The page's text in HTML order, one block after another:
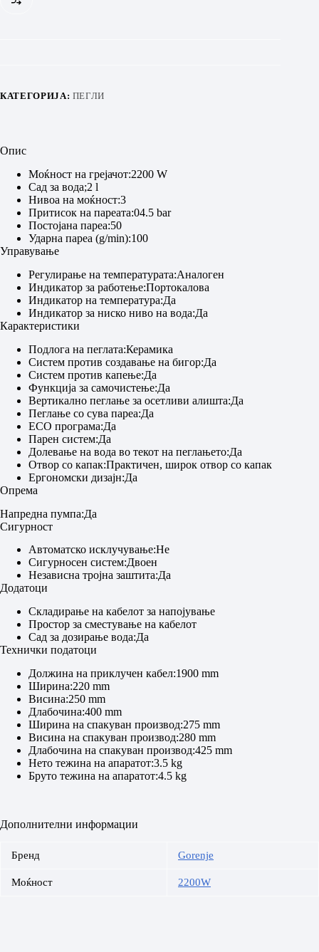
КАТЕГОРИЈА: ПЕГЛИ
Опис
Моќност на грејачот:2200 W
Сад за вода;2 l
Нивоа на моќност:3
Притисок на пареата:04.5 bar
Постојана пареа:50
Ударна пареа (g/min):100
Управување
Регулирање на температурата:Аналоген
Индикатор за работење:Портокалова
Индикатор на температура:Да
Индикатор за ниско ниво на вода:Да
Карактеристики
Подлога на пеглата:Керамика
Систем против создавање на бигор:Да
Систем против капење:Да
Функција за самочистење:Да
Вертикално пеглање за осетливи алишта:Да
Пеглање со сува пареа:Да
ECO програма:Да
Парен систем:Да
Долевање на вода во текот на пеглањето:Да
Отвор со капак:Практичен, широк отвор со капак
Ергономски дизајн:Да
Опрема
Напредна пумпа:Да
Сигурност
Автоматско исклучување:Не
Сигурносен систем:Двоен
Независна тројна заштита:Да
Додатоци
Складирање на кабелот за напојување
Простор за сместување на кабелот
Сад за дозирање вода:Да
Технички податоци
Должина на приклучен кабел:1900 mm
Ширина:220 mm
Висина:250 mm
Длабочина:400 mm
Ширина на спакуван производ:275 mm
Висина на спакуван производ:280 mm
Длабочина на спакуван производ:425 mm
Нето тежина на апаратот:3.5 kg
Бруто тежина на апаратот:4.5 kg
Дополнителни информации
Бренд Gorenje
Моќност 2200W